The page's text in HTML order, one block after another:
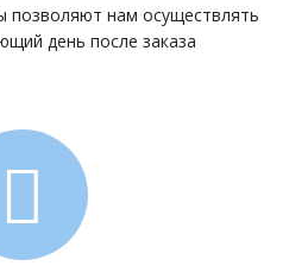
позволяют нам осуществлять
день после заказа